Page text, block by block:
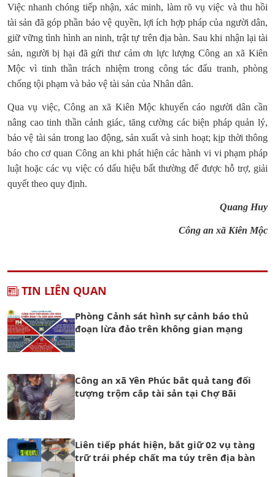
Việc nhanh chóng tiếp nhận, xác minh, làm rõ vụ việc và thu hồi
tài sản đã góp phần bảo vệ quyền, lợi ích hợp pháp của người dân,
giữ vững tình hình an ninh, trật tự trên địa bàn. Sau khi nhận lại tài
sản, người bị hại đã gửi thư cảm ơn lực lượng Công an xã Kiên
Mộc vì tinh thần trách nhiệm trong công tác đấu tranh, phòng
chống tội phạm và bảo vệ tài sản của Nhân dân.
Qua vụ việc, Công an xã Kiên Mộc khuyến cáo người dân cần
nâng cao tinh thần cảnh giác, tăng cường các biện pháp quản lý,
bảo vệ tài sản trong lao động, sản xuất và sinh hoạt; kịp thời thông
báo cho cơ quan Công an khi phát hiện các hành vi vi phạm pháp
luật hoặc các vụ việc có dấu hiệu bất thường để được hỗ trợ, giải
quyết theo quy định.
Quang Huy
Công an xã Kiên Mộc
TIN LIÊN QUAN
Phòng Cảnh sát hình sự cảnh báo thủ
đoạn lừa đảo trên không gian mạng
Công an xã Yên Phúc bắt quả tang đối
tượng trộm cắp tài sản tại Chợ Bãi
Liên tiếp phát hiện, bắt giữ 02 vụ tàng
trữ trái phép chất ma túy trên địa bàn